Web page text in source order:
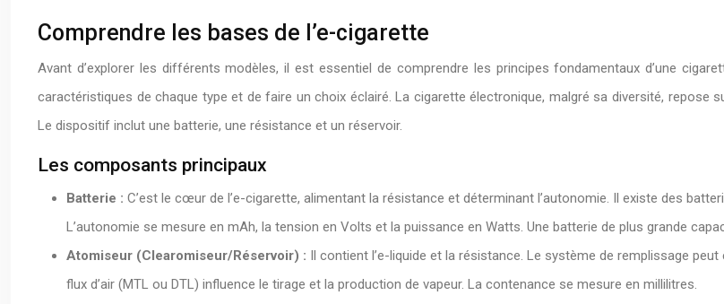
Comprendre les bases de l’e-cigarette
Avant d’explorer les différents modèles, il est essentiel de comprendre les principes fondamentaux d’une
caractéristiques de chaque type et de faire un choix éclairé. La cigarette électronique, malgré sa diversité, repose
Le dispositif inclut une batterie, une résistance et un réservoir.
Les composants principaux
Batterie : C’est le cœur de l’e-cigarette, alimentant la résistance et déterminant l’autonomie. Il existe des
L’autonomie se mesure en mAh, la tension en Volts et la puissance en Watts. Une batterie de plus grande
Atomiseur (Clearomiseur/Réservoir) : Il contient l’e-liquide et la résistance. Le système de remplissage
flux d’air (MTL ou DTL) influence le tirage et la production de vapeur. La contenance se mesure en millilitres.